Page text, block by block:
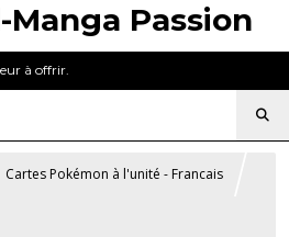
Passion
à offrir.
Cartes Pokémon à l'unité - Francais